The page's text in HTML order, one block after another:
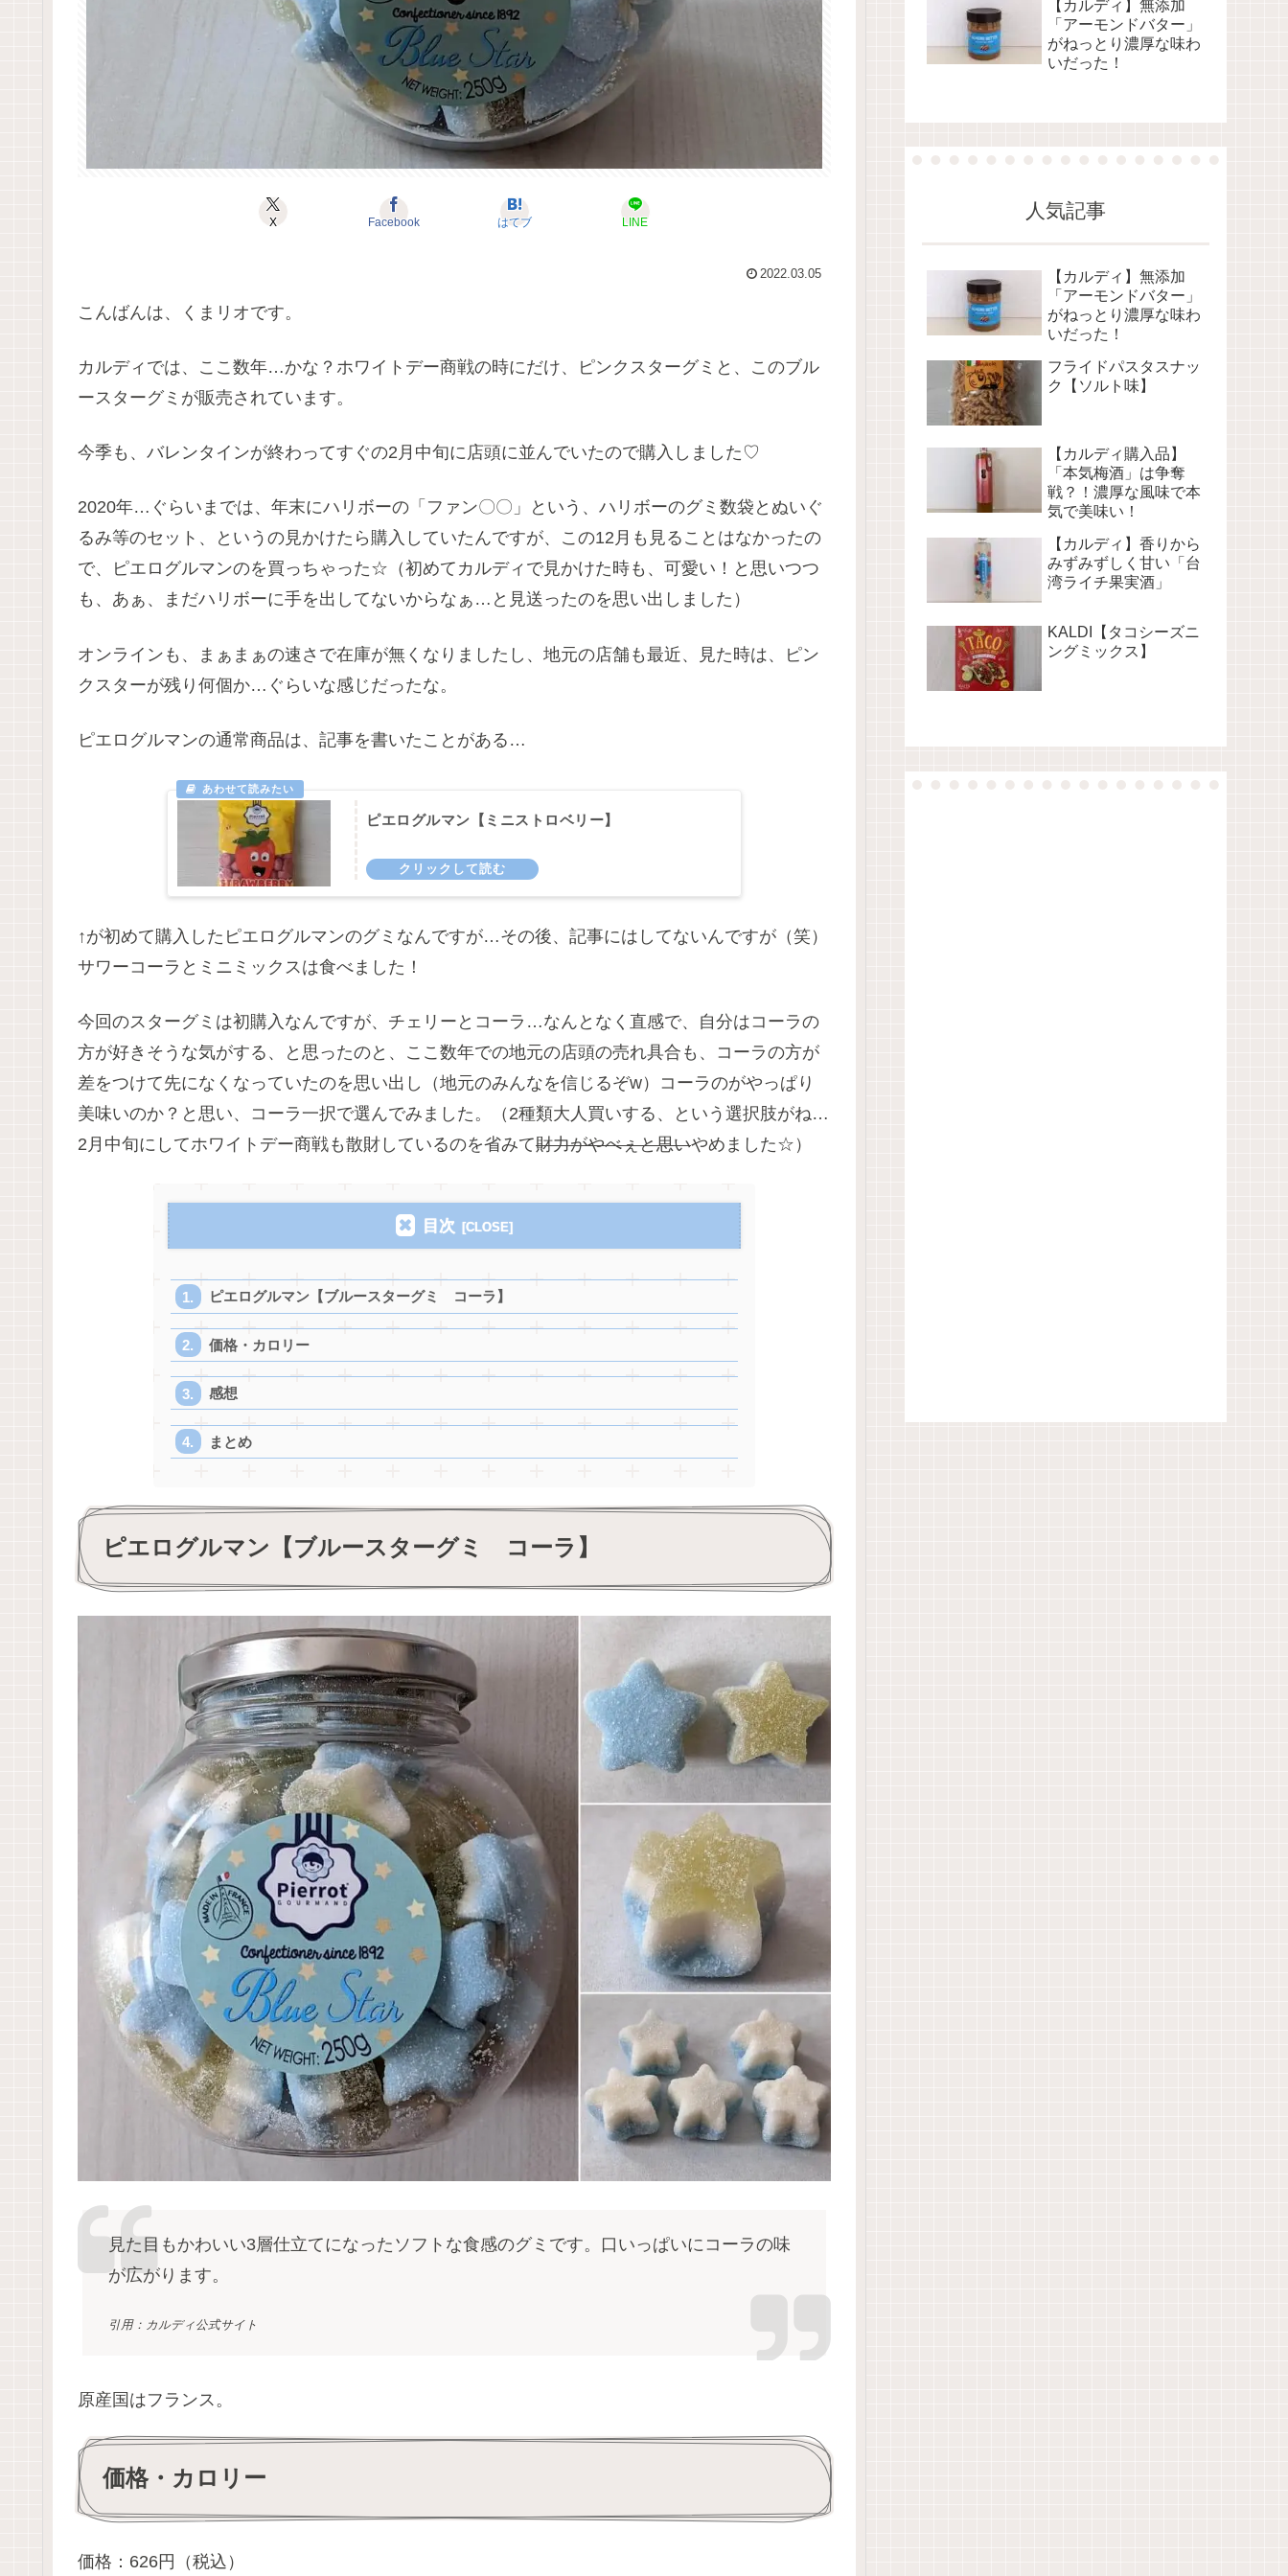
X Facebook はてブ LINE
2022.03.05
こんばんは、くまリオです。
カルディでは、ここ数年…かな？ホワイトデー商戦の時にだけ、ピンクスターグミと、このブル
ースターグミが販売されています。
今季も、バレンタインが終わってすぐの2月中旬に店頭に並んでいたので購入しました♡
2020年…ぐらいまでは、年末にハリボーの「ファン〇〇」という、ハリボーのグミ数袋とぬいぐ
るみ等のセット、というの見かけたら購入していたんですが、この12月も見ることはなかったの
で、ピエログルマンのを買っちゃった☆（初めてカルディで見かけた時も、可愛い！と思いつつ
も、あぁ、まだハリボーに手を出してないからなぁ…と見送ったのを思い出しました）
オンラインも、まぁまぁの速さで在庫が無くなりましたし、地元の店舗も最近、見た時は、ピン
クスターが残り何個か…ぐらいな感じだったな。
ピエログルマンの通常商品は、記事を書いたことがある…
ピエログルマン【ミニストロベリー】
↑が初めて購入したピエログルマンのグミなんですが…その後、記事にはしてないんですが（笑）
サワーコーラとミニミックスは食べました！
今回のスターグミは初購入なんですが、チェリーとコーラ…なんとなく直感で、自分はコーラの
方が好きそうな気がする、と思ったのと、ここ数年での地元の店頭の売れ具合も、コーラの方が
差をつけて先になくなっていたのを思い出し（地元のみんなを信じるぞw）コーラのがやっぱり
美味いのか？と思い、コーラ一択で選んでみました。（2種類大人買いする、という選択肢がね…
2月中旬にしてホワイトデー商戦も散財しているのを省みて財力がやべぇと思いやめました☆）
目次
ピエログルマン【ブルースターグミ コーラ】
価格・カロリー
感想
まとめ
ピエログルマン【ブルースターグミ コーラ】
見た目もかわいい3層仕立てになったソフトな食感のグミです。口いっぱいにコーラの味
が広がります。
引用：カルディ公式サイト
原産国はフランス。
価格・カロリー
価格：626円（税込）
【カルディ】無添加
「アーモンドバター」
がねっとり濃厚な味わ
いだった！
人気記事
【カルディ】無添加
「アーモンドバター」
がねっとり濃厚な味わ
いだった！
フライドパスタスナッ
ク【ソルト味】
【カルディ購入品】
「本気梅酒」は争奪
戦？！濃厚な風味で本
気で美味い！
【カルディ】香りから
みずみずしく甘い「台
湾ライチ果実酒」
KALDI【タコシーズニ
ングミックス】